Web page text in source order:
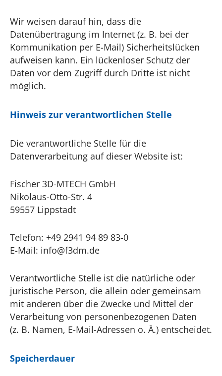
Wir weisen darauf hin, dass die
Datenübertragung im Internet (z. B. bei der
Kommunikation per E-Mail) Sicherheitslücken
aufweisen kann. Ein lückenloser Schutz der
Daten vor dem Zugriff durch Dritte ist nicht
möglich.
Hinweis zur verantwortlichen Stelle
Die verantwortliche Stelle für die
Datenverarbeitung auf dieser Website ist:
Fischer 3D-MTECH GmbH
Nikolaus-Otto-Str. 4
59557 Lippstadt
Telefon: +49 2941 94 89 83-0
E-Mail: info@f3dm.de
Verantwortliche Stelle ist die natürliche oder
juristische Person, die allein oder gemeinsam
mit anderen über die Zwecke und Mittel der
Verarbeitung von personenbezogenen Daten
(z. B. Namen, E-Mail-Adressen o. Ä.) entscheidet.
Speicherdauer